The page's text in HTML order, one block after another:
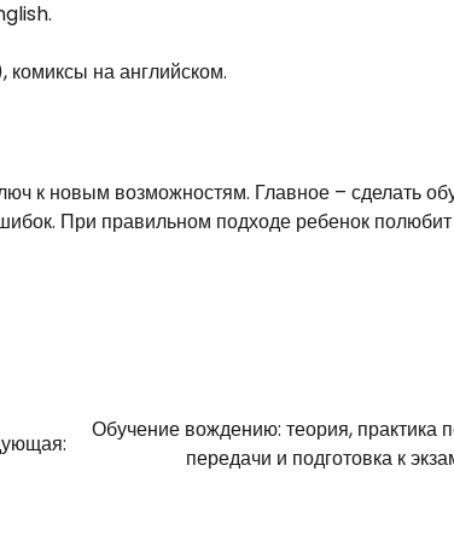
на английском.
к новым возможностям. Главное – сделать
При правильном подходе ребенок
Обучение вождению: теория, практика
передачи и подготовка к